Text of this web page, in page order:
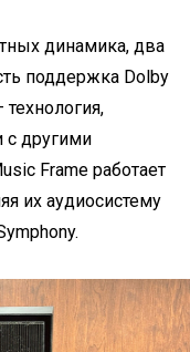
динамика, два
поддержка Dolby
с другими
Frame работает
их аудиосистему